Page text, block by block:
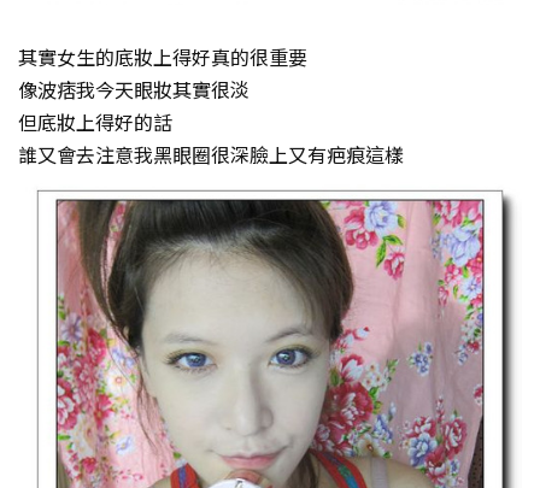
其實女生的底妝上得好真的很重要
像波痞我今天眼妝其實很淡
但底妝上得好的話
誰又會去注意我黑眼圈很深臉上又有疤痕這樣